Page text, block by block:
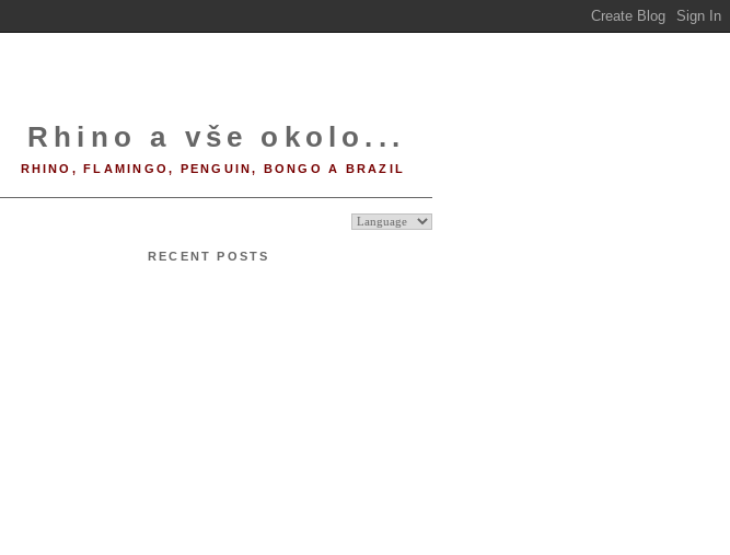
Rhino a vše okolo...
RHINO, FLAMINGO, PENGUIN, BONGO A BRAZIL
RECENT POSTS